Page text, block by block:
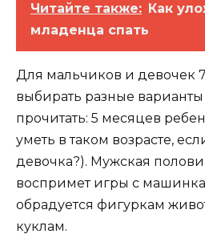
Читайте также: Как
младенца спать
Для мальчиков и девочек
выбирать разные
прочитать: 5 месяцев
уметь в таком возрасте,
девочка?). Мужская
воспримет игры с
обрадуется фигуркам
куклам.